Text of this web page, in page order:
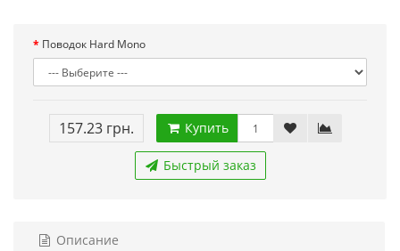
Поводок Hard Mono
157.23 грн. Купить
Быстрый заказ
Описание